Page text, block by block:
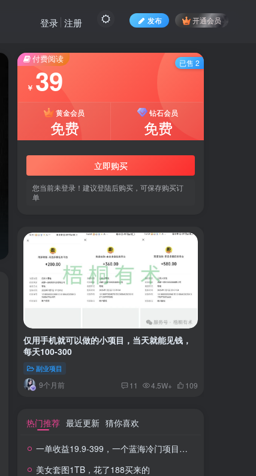
发布 开通会员
登录 注册
付费阅读
￥ 39
黄金会员
免费
钻石会员
免费
立即购买
您当前未登录！建议登陆后购买，可保存购买订
单
已售 2
仅用手机就可以做的小项目，当天就能见钱，
每天100-300
副业项目
9个月前 11 4.5W+ 109
热门推荐 最近更新 猜你喜欢
一单收益19.9-399，一个蓝海冷门项目，在小红书上卖人事虚拟资料
美女套图1TB，花了188买来的